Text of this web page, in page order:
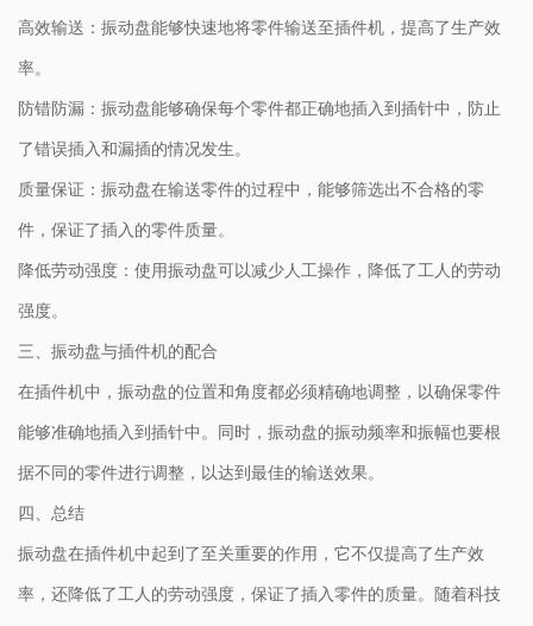
高效输送：振动盘能够快速地将零件输送至插件机，提高了生产效
率。
防错防漏：振动盘能够确保每个零件都正确地插入到插针中，防止
了错误插入和漏插的情况发生。
质量保证：振动盘在输送零件的过程中，能够筛选出不合格的零
件，保证了插入的零件质量。
降低劳动强度：使用振动盘可以减少人工操作，降低了工人的劳动
强度。
三、振动盘与插件机的配合
在插件机中，振动盘的位置和角度都必须精确地调整，以确保零件
能够准确地插入到插针中。同时，振动盘的振动频率和振幅也要根
据不同的零件进行调整，以达到最佳的输送效果。
四、总结
振动盘在插件机中起到了至关重要的作用，它不仅提高了生产效
率，还降低了工人的劳动强度，保证了插入零件的质量。随着科技